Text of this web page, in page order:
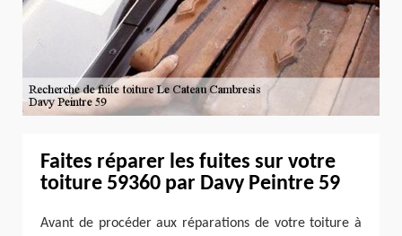
Faites réparer les fuites sur votre
toiture 59360 par Davy Peintre 59
Avant de procéder aux réparations de votre toiture à